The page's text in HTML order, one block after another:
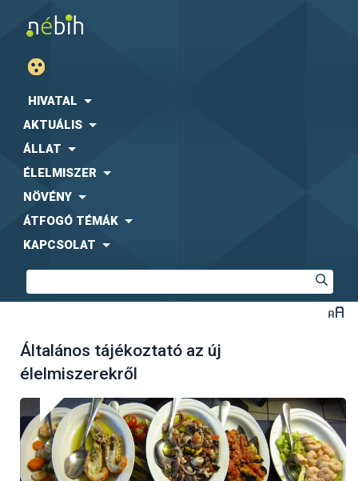
HIVATAL
AKTUÁLIS
ÁLLAT
ÉLELMISZER
NÖVÉNY
ÁTFOGÓ TÉMÁK
KAPCSOLAT
Általános tájékoztató az új
élelmiszerekről